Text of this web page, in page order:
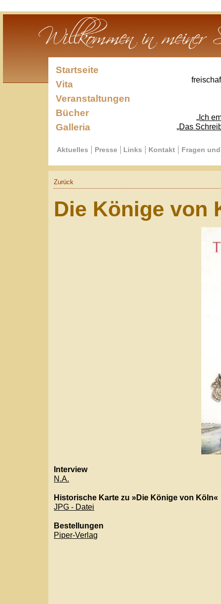
Vita
Veranstaltungen
Bücher
Galleria
Aktuelles Presse Fragen und
Die Könige von
Piper-Verlag
um den goldenen